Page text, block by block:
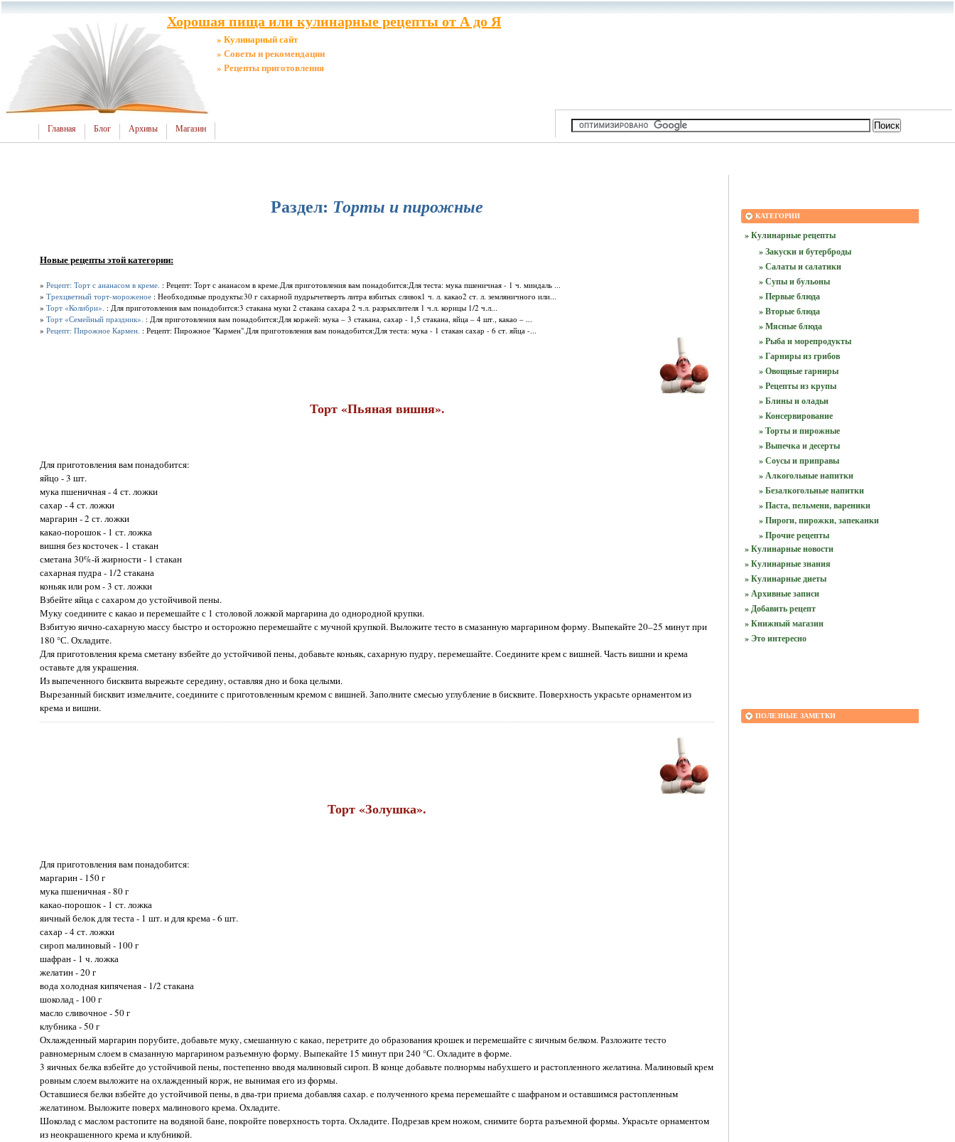
Хорошая пища или кулинарные рецепты от А до Я
» Кулинарный сайт
» Советы и рекомендации
» Рецепты приготовления
Главная Блог Архивы Магазин
Раздел: Торты и пирожные
Новые рецепты этой категории:
» Рецепт: Торт с ананасом в креме. : Рецепт: Торт с ананасом в креме.Для приготовления вам понадобится:Для теста: мука пшеничная - 1 ч. миндаль ...
» Трехцветный торт-мороженое : Необходимые продукты:30 г сахарной пудрычетверть литра взбитых сливок1 ч. л. какао2 ст. л. земляничного или...
» Торт «Колибри». : Для приготовления вам понадобится:3 стакана муки 2 стакана сахара 2 ч.л. разрыхлителя 1 ч.л. корицы 1/2 ч.л...
» Торт «Семейный праздник». : Для приготовления вам понадобится:Для коржей: мука – 3 стакана, сахар - 1,5 стакана, яйца – 4 шт., какао – ...
» Рецепт: Пирожное Кармен. : Рецепт: Пирожное "Кармен".Для приготовления вам понадобится:Для теста: мука - 1 стакан сахар - 6 ст. яйца -...
Торт «Пьяная вишня».
Для приготовления вам понадобится:
яйцо - 3 шт.
мука пшеничная - 4 ст. ложки
сахар - 4 ст. ложки
маргарин - 2 ст. ложки
какао-порошок - 1 ст. ложка
вишня без косточек - 1 стакан
сметана 30%-й жирности - 1 стакан
сахарная пудра - 1/2 стакана
коньяк или ром - 3 ст. ложки
Взбейте яйца с сахаром до устойчивой пены.
Муку соедините с какао и перемешайте с 1 столовой ложкой маргарина до однородной крупки.
Взбитую яично-сахарную массу быстро и осторожно перемешайте с мучной крупкой. Выложите тесто в смазанную маргарином форму. Выпекайте 20–25 минут при
180 °С. Охладите.
Для приготовления крема сметану взбейте до устойчивой пены, добавьте коньяк, сахарную пудру, перемешайте. Соедините крем с вишней. Часть вишни и крема
оставьте для украшения.
Из выпеченного бисквита вырежьте середину, оставляя дно и бока целыми.
Вырезанный бисквит измельчите, соедините с приготовленным кремом с вишней. Заполните смесью углубление в бисквите. Поверхность украсьте орнаментом из
крема и вишни.
Торт «Золушка».
Для приготовления вам понадобится:
маргарин - 150 г
мука пшеничная - 80 г
какао-порошок - 1 ст. ложка
яичный белок для теста - 1 шт. и для крема - 6 шт.
сахар - 4 ст. ложки
сироп малиновый - 100 г
шафран - 1 ч. ложка
желатин - 20 г
вода холодная кипяченая - 1/2 стакана
шоколад - 100 г
масло сливочное - 50 г
клубника - 50 г
Охлажденный маргарин порубите, добавьте муку, смешанную с какао, перетрите до образования крошек и перемешайте с яичным белком. Разложите тесто
равномерным слоем в смазанную маргарином разъемную форму. Выпекайте 15 минут при 240 °С. Охладите в форме.
3 яичных белка взбейте до устойчивой пены, постепенно вводя малиновый сироп. В конце добавьте полнормы набухшего и растопленного желатина. Малиновый крем
ровным слоем выложите на охлажденный корж, не вынимая его из формы.
Оставшиеся белки взбейте до устойчивой пены, в два-три приема добавляя сахар. e полученного крема перемешайте с шафраном и оставшимся растопленным
желатином. Выложите поверх малинового крема. Охладите.
Шоколад с маслом растопите на водяной бане, покройте поверхность торта. Охладите. Подрезав крем ножом, снимите борта разъемной формы. Украсьте орнаментом
из неокрашенного крема и клубникой.
КАТЕГОРИИ
» Кулинарные рецепты
» Закуски и бутерброды
» Салаты и салатики
» Супы и бульоны
» Первые блюда
» Вторые блюда
» Мясные блюда
» Рыба и морепродукты
» Гарниры из грибов
» Овощные гарниры
» Рецепты из крупы
» Блины и оладьи
» Консервирование
» Торты и пирожные
» Выпечка и десерты
» Соусы и приправы
» Алкогольные напитки
» Безалкогольные напитки
» Паста, пельмени, вареники
» Пироги, пирожки, запеканки
» Прочие рецепты
» Кулинарные новости
» Кулинарные знания
» Кулинарные диеты
» Архивные записи
» Добавить рецепт
» Книжный магазин
» Это интересно
ПОЛЕЗНЫЕ ЗАМЕТКИ